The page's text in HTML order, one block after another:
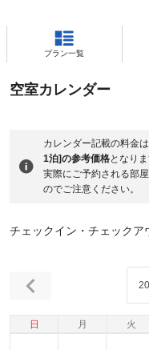
プラン一覧
空室カレンダー
カレンダー記載の料金
1泊]の参考価格となりま
実際にご予約される部
のでご注意ください。
チェックイン・チェック
日 月 火